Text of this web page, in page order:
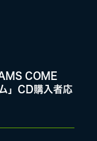
COME
」CD購入者応